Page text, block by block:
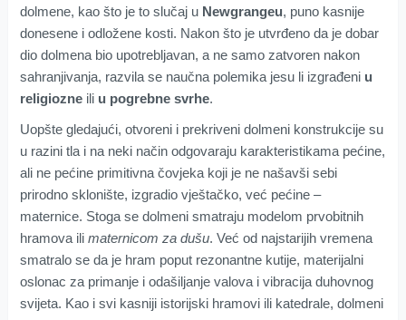
dolmene, kao što je to slučaj u Newgrangeu, puno kasnije
donesene i odložene kosti. Nakon što je utvrđeno da je dobar
dio dolmena bio upotrebljavan, a ne samo zatvoren nakon
sahranjivanja, razvila se naučna polemika jesu li izgrađeni u
religiozneili u pogrebne svrhe.
Uopšte gledajući, otvoreni i prekriveni dolmeni konstrukcije su
u razini tla i na neki način odgovaraju karakteristikama pećine,
ali ne pećine primitivna čovjeka koji je ne našavši sebi
prirodno sklonište, izgradio vještačko, već pećine –
maternice. Stoga se dolmeni smatraju modelom prvobitnih
hramova ili maternicom za dušu. Već od najstarijih vremena
smatralo se da je hram poput rezonantne kutije, materijalni
oslonac za primanje i odašiljanje valova i vibracija duhovnog
svijeta. Kao i svi kasniji istorijski hramovi ili katedrale, dolmeni